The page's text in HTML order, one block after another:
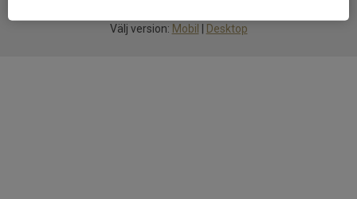
Välj version: Mobil Desktop